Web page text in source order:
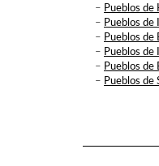
– Pueblos de
– Pueblos de
– Pueblos de
– Pueblos de
– Pueblos de
– Pueblos de